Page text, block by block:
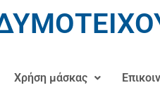
Χρήση μάσκας